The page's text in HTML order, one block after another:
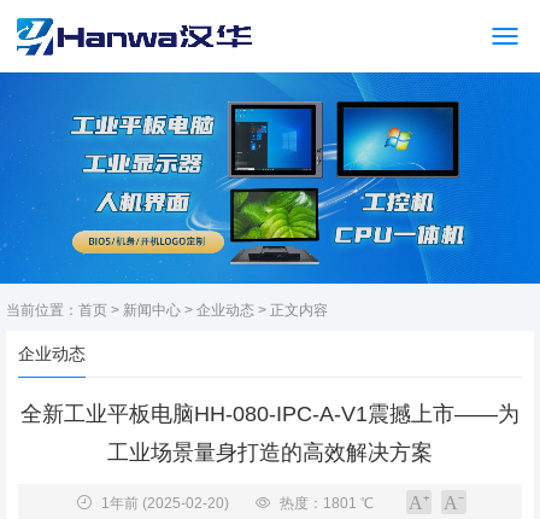
当前位置： 首页 > 新闻中心 > 企业动态 > 正文内容
企业动态
全新工业平板电脑HH-080-IPC-A-V1震撼上市——为
工业场景量身打造的高效解决方案
1年前 (2025-02-20) 热度：1801 ℃